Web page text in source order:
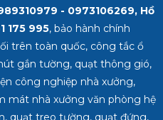
- 0973106269, Hồ
175 995, bảo hành chính
trên toàn quốc, công tắc ổ
gắn tường, quạt thông gió,
công nghiệp nhà xưởng,
mát nhà xưởng văn phòng hệ
quạt treo tường, quạt đứng,